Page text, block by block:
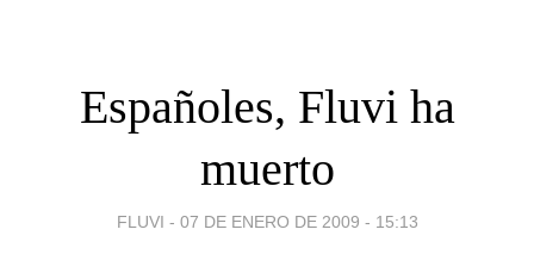
Españoles, Fluvi ha
muerto
FLUVI - 07 DE ENERO DE 2009 - 15:13